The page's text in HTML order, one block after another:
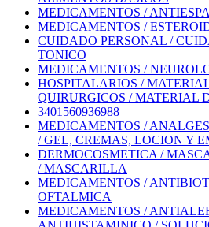
MEDICAMENTOS /
MEDICAMENTOS /
CUIDADO PERSONAL /
TONICO
MEDICAMENTOS /
HOSPITALARIOS /
QUIRURGICOS / MATERIAL
3401560936988
MEDICAMENTOS /
/ GEL, CREMAS, LOCION Y
DERMOCOSMETICA /
/ MASCARILLA
MEDICAMENTOS /
OFTALMICA
MEDICAMENTOS /